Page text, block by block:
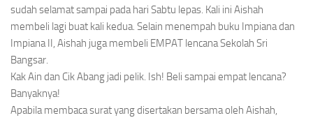
sudah selamat sampai pada hari Sabtu lepas. Kali ini Aishah
membeli lagi buat kali kedua. Selain menempah buku Impiana dan
Impiana II, Aishah juga membeli EMPAT lencana Sekolah Sri
Bangsar.
Kak Ain dan Cik Abang jadi pelik. Ish! Beli sampai empat lencana?
Banyaknya!
Apabila membaca surat yang disertakan bersama oleh Aishah,